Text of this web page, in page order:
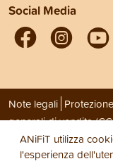
Social Media
Note legali
generali di vendita
ANiFiT utilizza
l'esperienza